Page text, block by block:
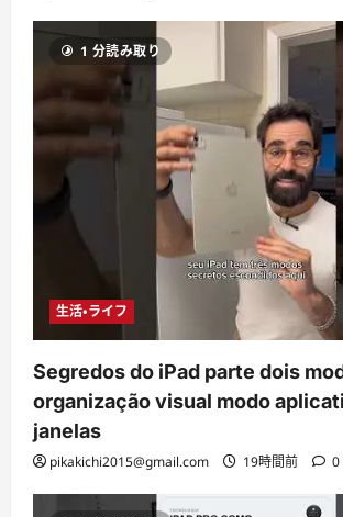
1 分読み取り
生活・ライフ
Segredos do iPad parte dois
organização visual modo
janelas
pikakichi2015@gmail.com 19時間前 0